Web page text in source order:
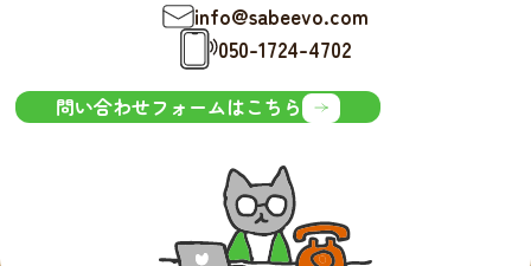
info@sabeevo.com
050-1724-4702
問い合わせフォームはこちら